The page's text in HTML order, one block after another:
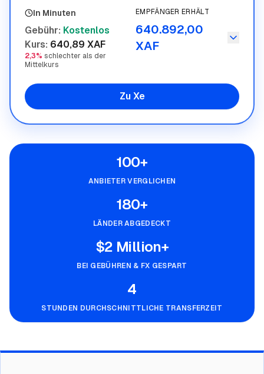
In Minuten
Gebühr: Kostenlos
Kurs: 640,89 XAF
2,3% schlechter als der
Mittelkurs
EMPFÄNGER ERHÄLT
640.892,00
XAF
Zu Xe
100+
ANBIETER VERGLICHEN
180+
LÄNDER ABGEDECKT
$2 Million+
BEI GEBÜHREN & FX GESPART
4
STUNDEN DURCHSCHNITTLICHE TRANSFERZEIT